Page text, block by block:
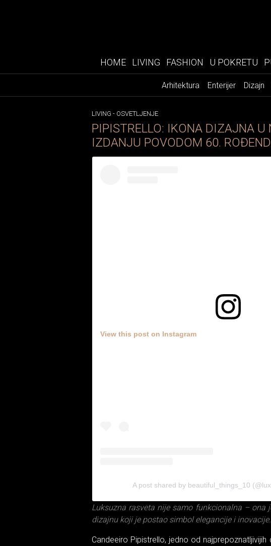
HOME LIVING FASHION U POKRETU
Arhitektura Enterijer Dizajn
LIVING - OSVETLJENJE
PIPISTRELLO: IKONA DIZAJNA
IZDANJU POVODOM 60.
View this post on Instagram
A post shared by beautiful_things_10
Luksuzna rasveta nije samo funkcionalna – ona
dizajnu koji je postao simbol elegancije i inovacije.
Candeeiro Pipistrello, jedno od